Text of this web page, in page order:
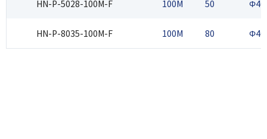
HN-P-5028-100M-F 100M 50
HN-P-8035-100M-F 100M 80